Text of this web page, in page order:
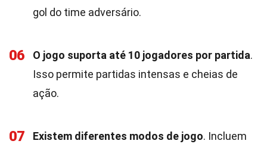
gol do time adversário.
06 O jogo suporta até 10 jogadores por partida.
Isso permite partidas intensas e cheias de
ação.
07 Existem diferentes modos de jogo. Incluem